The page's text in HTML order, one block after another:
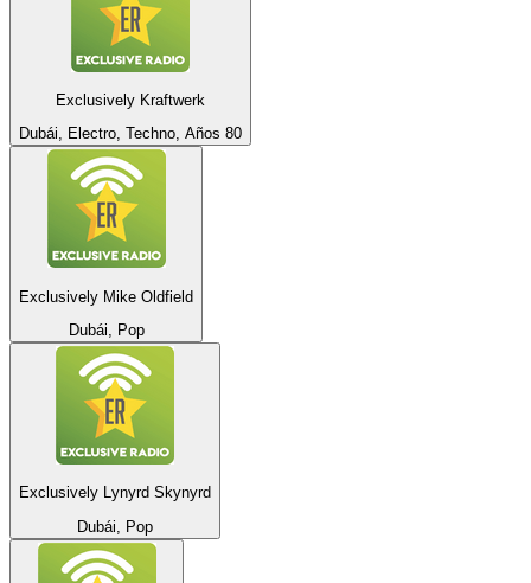
Exclusively Kraftwerk
Dubái, Electro, Techno, Años 80
Exclusively Mike Oldfield
Dubái, Pop
Exclusively Lynyrd Skynyrd
Dubái, Pop